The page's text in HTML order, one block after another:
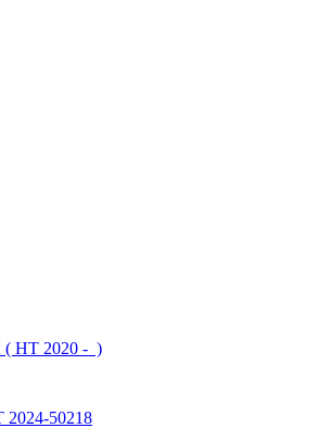
( HT 2020 -  )
2024-50218